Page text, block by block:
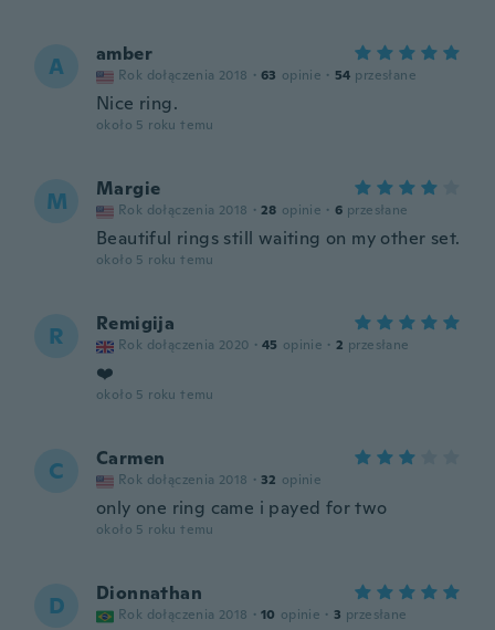
A amber
Rok dołączenia 2018 · 63 opinie · 54 przesłane
Nice ring.
około 5 roku temu
M Margie
Rok dołączenia 2018 · 28 opinie · 6 przesłane
Beautiful rings still waiting on my other set.
około 5 roku temu
R Remigija
Rok dołączenia 2020 · 45 opinie · 2 przesłane
❤️
około 5 roku temu
C Carmen
Rok dołączenia 2018 · 32 opinie
only one ring came i payed for two
około 5 roku temu
D Dionnathan
Rok dołączenia 2018 · 10 opinie · 3 przesłane